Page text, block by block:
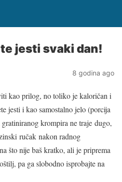
jesti svaki dan!
8 godina ago
kao prilog, no toliko je kaloričan i
jesti i kao samostalno jelo (porcija
krompira ne traje dugo,
ručak nakon radnog
što nije baš kratko, ali je priprema
pa ga slobodno isprobajte na